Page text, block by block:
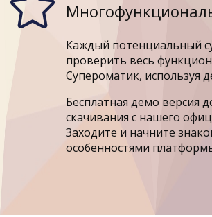
Каждый потенциальный
проверить весь
Супероматик, используя
Бесплатная демо версия
скачивания с нашего
Заходите и начните
особенностями